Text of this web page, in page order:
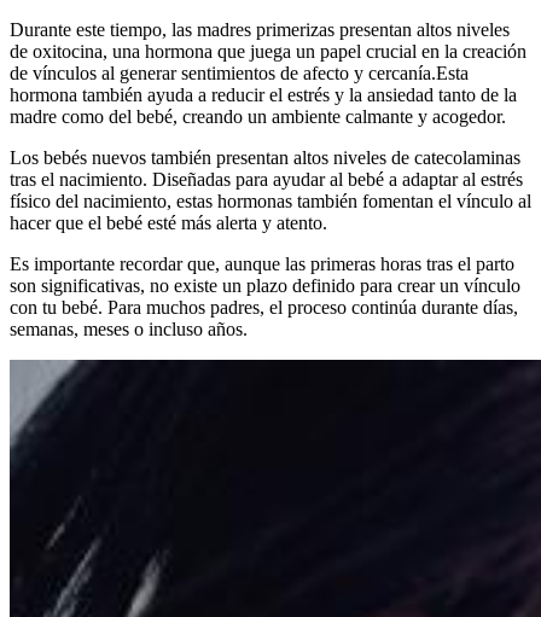
Durante este tiempo, las madres primerizas presentan altos niveles
de oxitocina, una hormona que juega un papel crucial en la creación
de vínculos al generar sentimientos de afecto y cercanía.Esta
hormona también ayuda a reducir el estrés y la ansiedad tanto de la
madre como del bebé, creando un ambiente calmante y acogedor.
Los bebés nuevos también presentan altos niveles de catecolaminas
tras el nacimiento. Diseñadas para ayudar al bebé a adaptar al estrés
físico del nacimiento, estas hormonas también fomentan el vínculo al
hacer que el bebé esté más alerta y atento.
Es importante recordar que, aunque las primeras horas tras el parto
son significativas, no existe un plazo definido para crear un vínculo
con tu bebé. Para muchos padres, el proceso continúa durante días,
semanas, meses o incluso años.